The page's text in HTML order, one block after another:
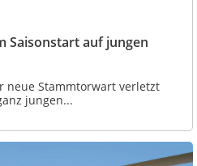
Saisonstart auf jungen
neue Stammtorwart verletzt
jungen...